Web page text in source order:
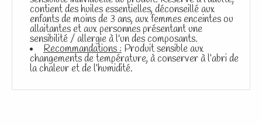
contient des huiles essentielles, déconseillé aux
enfants de moins de 3 ans, aux femmes enceintes ou
allaitantes et aux personnes présentant une
sensibilité / allergie à l'un des composants.
Recommandations : Produit sensible aux
changements de température, à conserver à l’abri de
la chaleur et de l’humidité.